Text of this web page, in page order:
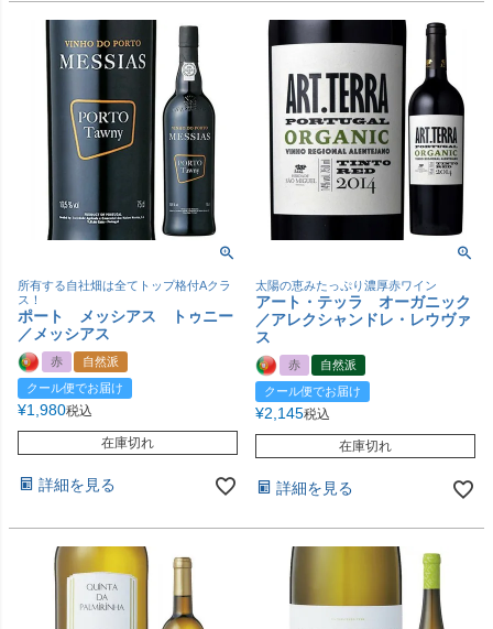
所有する自社畑は全てトップ格付Aクラ
ス！
ポート メッシアス トゥニー
／メッシアス
赤
自然派
クール便でお届け
¥1,980税込
在庫切れ
詳細を見る
太陽の恵みたっぷり濃厚赤ワイン
アート・テッラ オーガニック
／アレクシャンドレ・レウヴァ
ス
赤
自然派
クール便でお届け
¥2,145税込
在庫切れ
詳細を見る